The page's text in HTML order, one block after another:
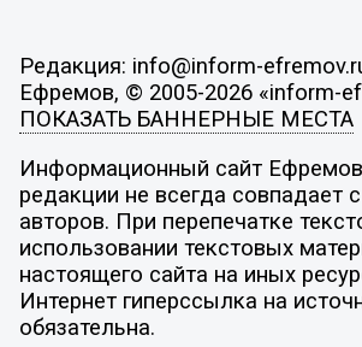
Редакция: info@inform-
Ефремов, © 2005-2026 «inform-
ПОКАЗАТЬ БАННЕРНЫЕ МЕСТА
Информационный сайт
редакции не всегда совпадает
авторов. При перепечатке
использовании текстовых
настоящего сайта на иных
Интернет гиперссылка на
обязательна.